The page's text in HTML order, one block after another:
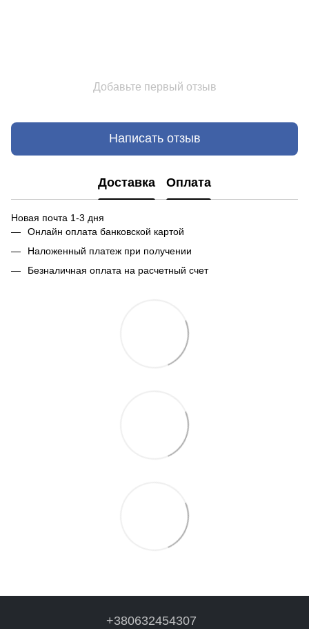
Добавьте первый отзыв
Написать отзыв
Доставка Оплата
Новая почта 1-3 дня
Онлайн оплата банковской картой
Наложенный платеж при получении
Безналичная оплата на расчетный счет
+380632454307